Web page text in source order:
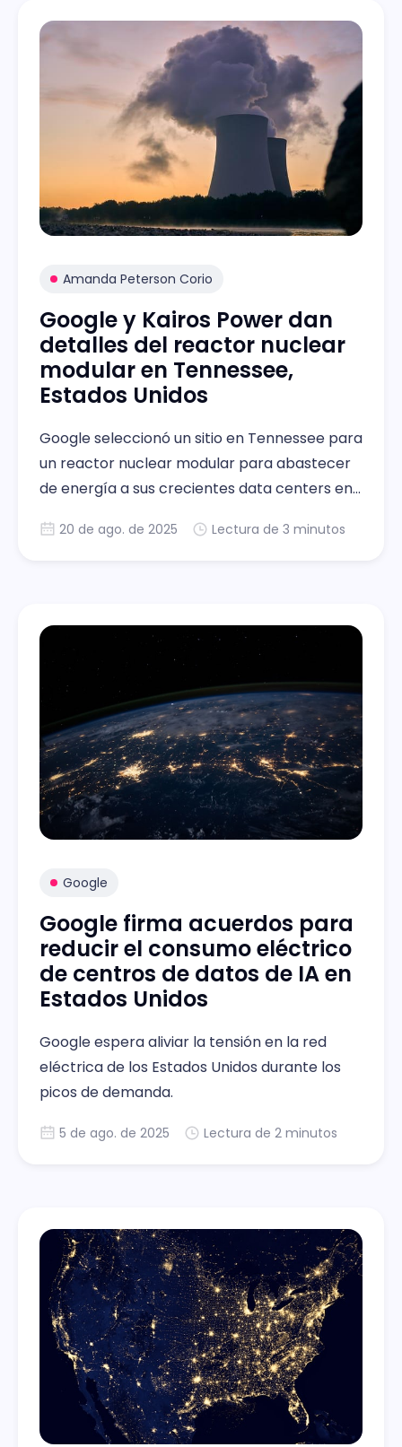
Amanda Peterson Corio
Google y Kairos Power dan
detalles del reactor nuclear
modular en Tennessee,
Estados Unidos
Google seleccionó un sitio en Tennessee para
un reactor nuclear modular para abastecer
de energía a sus crecientes data centers en
20 de ago. de 2025 Lectura de 3 minutos
Google
Google firma acuerdos para
reducir el consumo eléctrico
de centros de datos de IA en
Estados Unidos
Google espera aliviar la tensión en la red
eléctrica de los Estados Unidos durante los
picos de demanda.
5 de ago. de 2025 Lectura de 2 minutos